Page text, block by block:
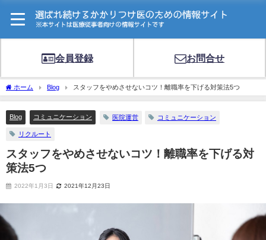
会員登録 お問合せ
ホーム Blog スタッフをやめさせないコツ！離職率を下げる対策法5つ
Blog コミュニケーション 医院運営 コミュニケーション
リクルート
スタッフをやめさせないコツ！離職率を下げる対
策法5つ
2022年1月3日 2021年12月23日